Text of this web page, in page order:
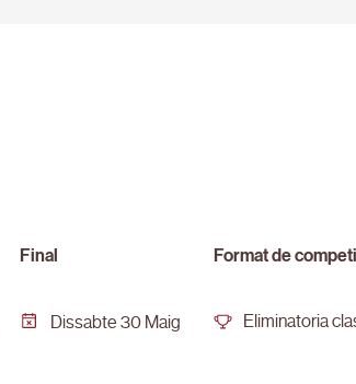
Final
Dissabte 30 Maig
Format de
Eliminatoria